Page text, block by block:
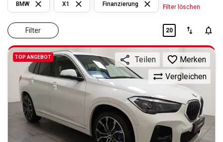
Filter
BMW X1 Finanzierung Filter löschen
20
TOP ANGEBOT
Vergleichen
Teilen Merken